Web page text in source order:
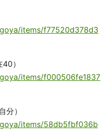
items/f77520d378d3
）
items/f000506fe1837
）
items/58db5fbf036b